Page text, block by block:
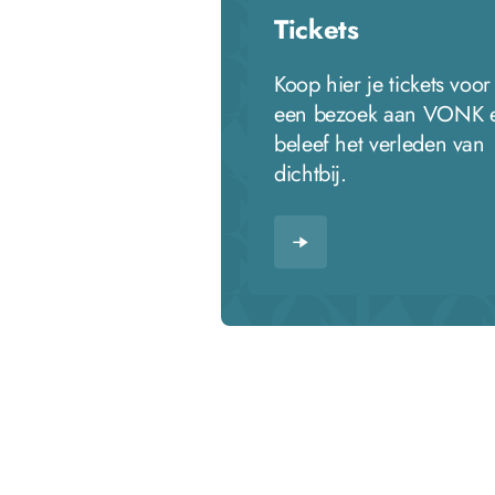
Tickets
Koop hier je tickets voor
een bezoek aan VONK
beleef het verleden van
dichtbij.